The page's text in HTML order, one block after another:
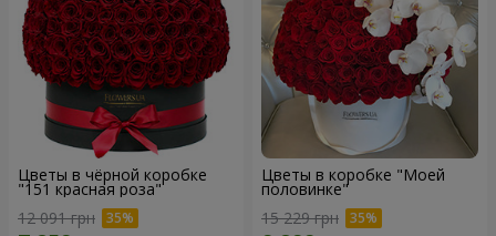
Цветы в чёрной коробке
"151 красная роза"
12 091 грн
Цветы в коробке "Моей
половинке"
15 229 грн